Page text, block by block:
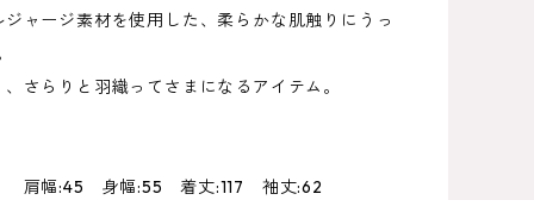
ャージ素材を使用した、柔らかな肌触りにうっ
さらりと羽織ってさまになるアイテム。
肩幅:45 身幅:55 着丈:117 袖丈:62